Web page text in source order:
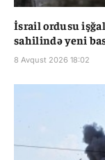
İsrail ordusu işğal
sahilində yeni
8 Avqust 2026 18:02